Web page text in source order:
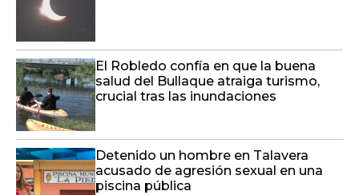
El Robledo confía en que la buena
salud del Bullaque atraiga turismo,
crucial tras las inundaciones
Detenido un hombre en Talavera
acusado de agresión sexual en una
piscina pública